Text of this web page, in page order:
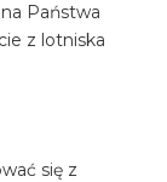
Państwa
z lotniska
się z